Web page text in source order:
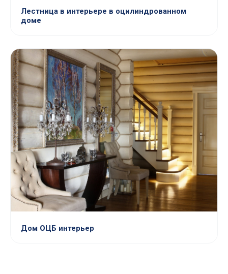
Лестница в интерьере в оцилиндрованном
доме
Дом ОЦБ интерьер